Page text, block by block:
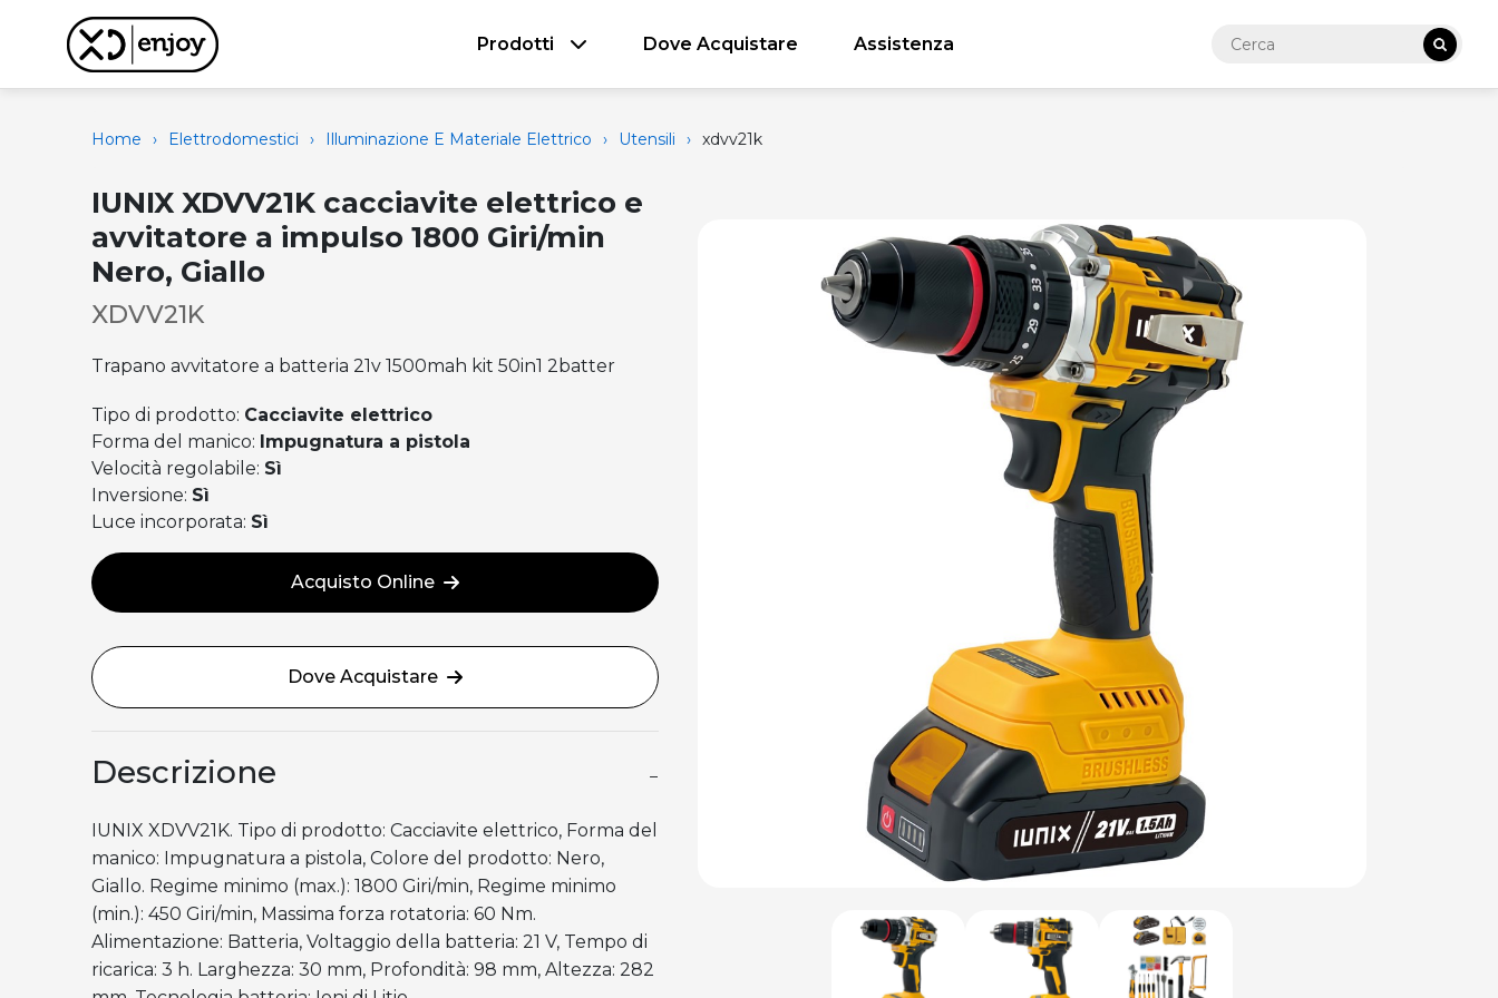
Prodotti Dove Acquistare Assistenza
Home › Elettrodomestici › Illuminazione E Materiale Elettrico › Utensili › xdvv21k
IUNIX XDVV21K cacciavite elettrico e
avvitatore a impulso 1800 Giri/min
Nero, Giallo
XDVV21K
Trapano avvitatore a batteria 21v 1500mah kit 50in1 2batter
Tipo di prodotto: Cacciavite elettrico
Forma del manico: Impugnatura a pistola
Velocità regolabile: Sì
Inversione: Sì
Luce incorporata: Sì
Acquisto Online
Dove Acquistare
Descrizione −
IUNIX XDVV21K. Tipo di prodotto: Cacciavite elettrico, Forma del
manico: Impugnatura a pistola, Colore del prodotto: Nero,
Giallo. Regime minimo (max.): 1800 Giri/min, Regime minimo
(min.): 450 Giri/min, Massima forza rotatoria: 60 Nm.
Alimentazione: Batteria, Voltaggio della batteria: 21 V, Tempo di
ricarica: 3 h. Larghezza: 30 mm, Profondità: 98 mm, Altezza: 282